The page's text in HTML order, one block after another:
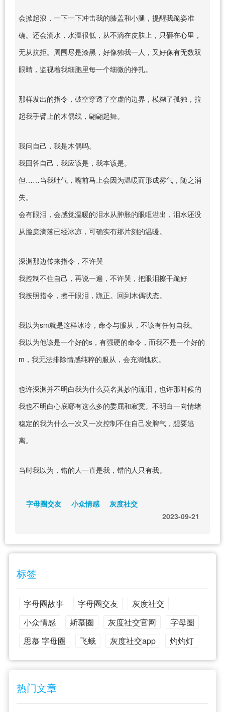
会掀起浪，一下一下冲击我的膝盖和小腿，提醒我跪姿准
确。还会滴水，水温很低，从不滴在皮肤上，只砸在心里，
无从抗拒。周围尽是漆黑，好像独我一人，又好像有无数双
眼睛，监视着我细胞里每一个细微的挣扎。
那样发出的指令，破空穿透了空虚的边界，模糊了孤独，拉
起我手臂上的木偶线，翩翩起舞。
我问自己，我是木偶吗。
我回答自己，我应该是，我本该是。
但……当我吐气，嘴前马上会因为温暖而形成雾气，随之消
失。
会有眼泪，会感觉温暖的泪水从肿胀的眼眶溢出，泪水还没
从脸庞滴落已经冰凉，可确实有那片刻的温暖。
深渊那边传来指令，不许哭
我控制不住自己，再说一遍，不许哭，把眼泪擦干跪好
我按照指令，擦干眼泪，跪正。回到木偶状态。
我以为sm就是这样冰冷，命令与服从，不该有任何自我。
我以为他该是一个好的s，有强硬的命令，而我不是一个好的
m，我无法排除情感纯粹的服从，会充满愧疚。
也许深渊并不明白我为什么莫名其妙的流泪，也许那时候的
我也不明白心底哪有这么多的委屈和寂寞。不明白一向情绪
稳定的我为什么一次又一次控制不住自己发脾气，想要逃
离。
当时我以为，错的人一直是我，错的人只有我。
字母圈交友 小众情感
灰度社交
2023-09-21
标签
字母圈故事 字母圈交友
灰度社交
小众情感
斯慕圈 灰度社交官网
字母圈
思慕 字母圈
飞蛾 灰度社交app 灼灼灯
热门文章